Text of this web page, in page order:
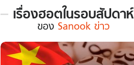
เรื่องฮอตในรอบสัปดาห์
เรื่อง
ใน
รอบ
สัปดาห์
ของ Sanook ข่าว